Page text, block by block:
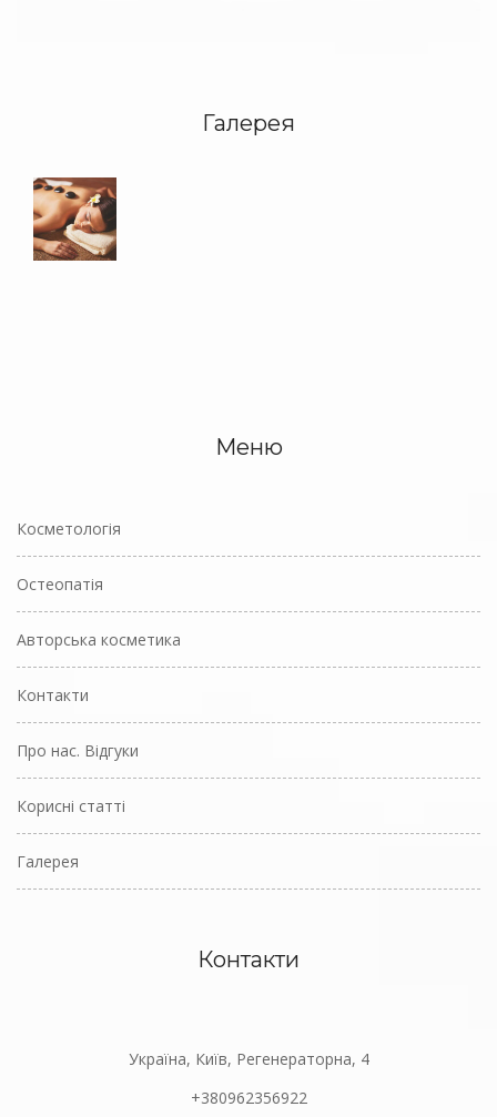
Галерея
Меню
Косметологія
Остеопатія
Авторська косметика
Контакти
Про нас. Відгуки
Корисні статті
Галерея
Контакти
Україна, Київ, Регенераторна, 4
+380962356922